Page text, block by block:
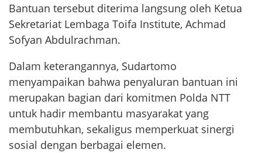
Bantuan tersebut diterima langsung oleh Ketua
Sekretariat Lembaga Toifa Institute, Achmad
Sofyan Abdulrachman.
Dalam keterangannya, Sudartomo
menyampaikan bahwa penyaluran bantuan ini
merupakan bagian dari komitmen Polda NTT
untuk hadir membantu masyarakat yang
membutuhkan, sekaligus memperkuat sinergi
sosial dengan berbagai elemen.